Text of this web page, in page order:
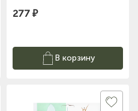
277 ₽
В корзину